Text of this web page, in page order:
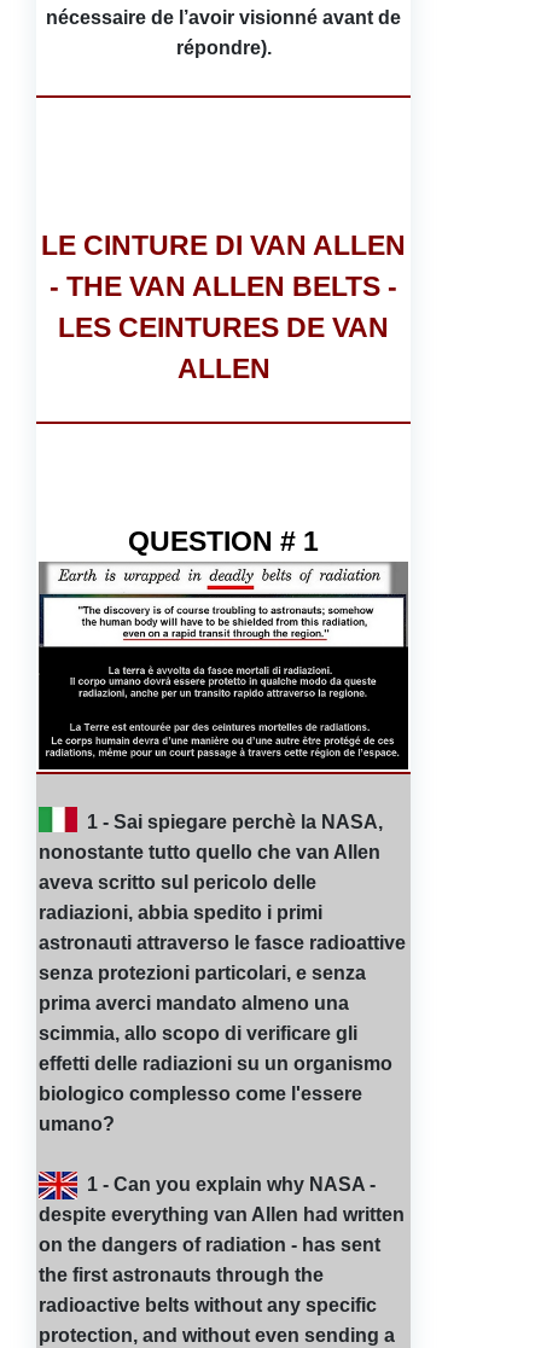
nécessaire de l’avoir visionné avant de
répondre).
LE CINTURE DI VAN ALLEN
- THE VAN ALLEN BELTS -
LES CEINTURES DE VAN
ALLEN
QUESTION # 1
1 - Sai spiegare perchè la NASA,
nonostante tutto quello che van Allen
aveva scritto sul pericolo delle
radiazioni, abbia spedito i primi
astronauti attraverso le fasce radioattive
senza protezioni particolari, e senza
prima averci mandato almeno una
scimmia, allo scopo di verificare gli
effetti delle radiazioni su un organismo
biologico complesso come l'essere
umano?
1 - Can you explain why NASA -
despite everything van Allen had written
on the dangers of radiation - has sent
the first astronauts through the
radioactive belts without any specific
protection, and without even sending a